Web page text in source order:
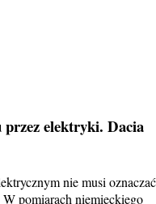
elektryki. Dacia
nie musi oznaczać
pomiarach niemieckiego